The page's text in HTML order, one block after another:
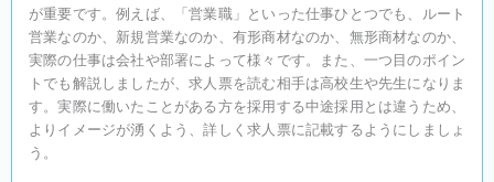
が重要です。例えば、「営業職」といった仕事ひとつでも、ルート
営業なのか、新規営業なのか、有形商材なのか、無形商材なのか、
実際の仕事は会社や部署によって様々です。また、一つ目のポイン
トでも解説しましたが、求人票を読む相手は高校生や先生になりま
す。実際に働いたことがある方を採用する中途採用とは違うため、
よりイメージが湧くよう、詳しく求人票に記載するようにしましょ
う。